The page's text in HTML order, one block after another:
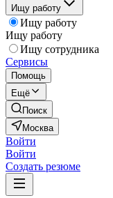
Ищу работу
Ищу работу
Ищу работу
Ищу сотрудника
Сервисы
Помощь
Ещё
Поиск
Москва
Войти
Войти
Создать резюме